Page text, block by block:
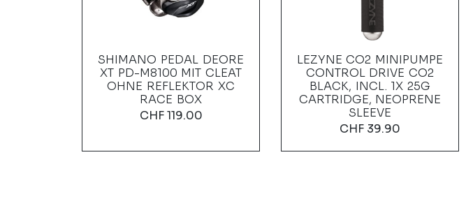
SHIMANO PEDAL DEORE
XT PD-M8100 MIT CLEAT
OHNE REFLEKTOR XC
RACE BOX
CHF119.00
LEZYNE CO2 MINIPUMPE
CONTROL DRIVE CO2
BLACK, INCL. 1X 25G
CARTRIDGE, NEOPRENE
SLEEVE
CHF 39.90